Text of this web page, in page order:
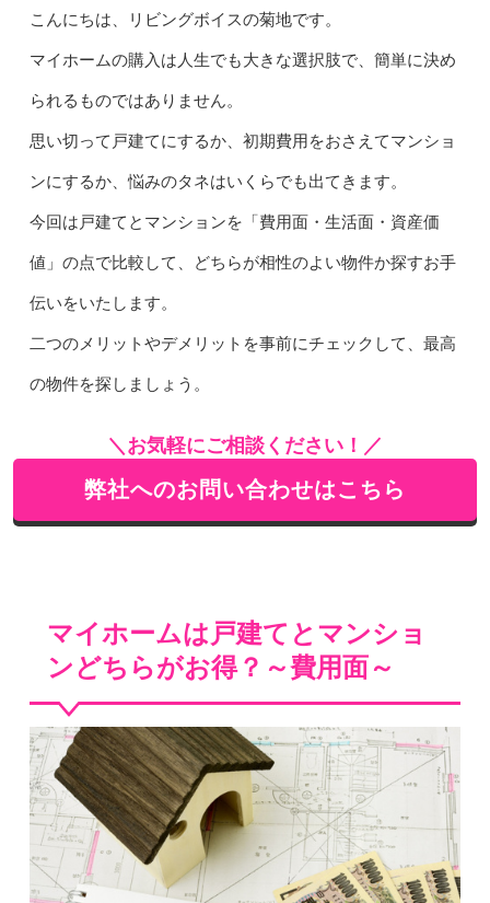
こんにちは、リビングボイスの菊地です。
マイホームの購入は人生でも大きな選択肢で、簡単に決め
られるものではありません。
思い切って戸建てにするか、初期費用をおさえてマンショ
ンにするか、悩みのタネはいくらでも出てきます。
今回は戸建てとマンションを「費用面・生活面・資産価
値」の点で比較して、どちらが相性のよい物件か探すお手
伝いをいたします。
二つのメリットやデメリットを事前にチェックして、最高
の物件を探しましょう。
＼お気軽にご相談ください！／
弊社へのお問い合わせはこちら
マイホームは戸建てとマンショ
ンどちらがお得？～費用面～